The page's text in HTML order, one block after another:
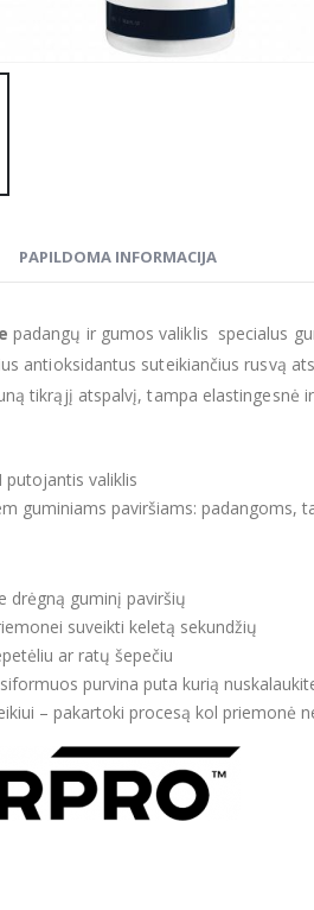
PAPILDOMA INFORMACIJA
padangų ir gumos valiklis specialus
antioksidantus suteikiančius rusvą
tikrąjį atspalvį, tampa elastingesnė
putojantis valiklis
guminiams paviršiams: padangoms,
drėgną guminį paviršių
suveikti keletą sekundžių
ar ratų šepečiu
purvina puta kurią
– pakartoki procesą kol priemonė